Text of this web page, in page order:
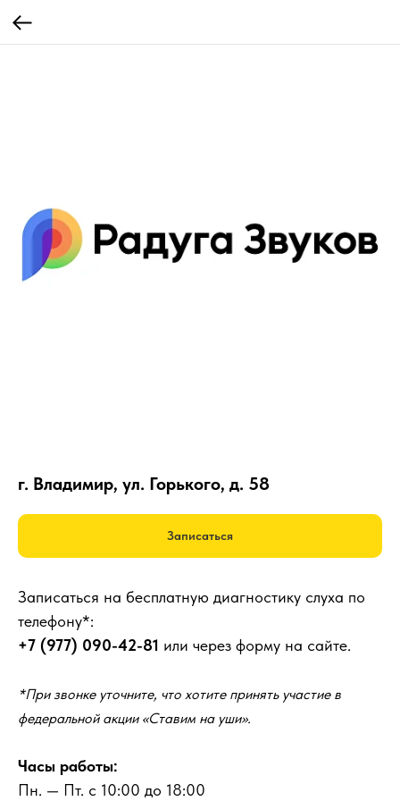
г. Владимир, ул. Горького, д. 58
Записаться
Записаться на бесплатную диагностику слуха по
телефону*:
+7 (977) 090-42-81 или через форму на сайте.
*При звонке уточните, что хотите принять участие в
федеральной акции «Ставим на уши».
Часы работы:
Пн. — Пт. с 10:00 до 18:00